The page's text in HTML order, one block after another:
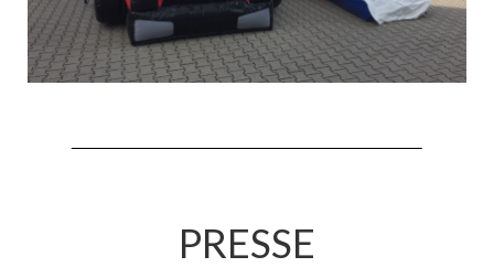
Christkindwiegen 2016
Jahreskonzert 2017
Oktoberfestkonzert 2022
PRESSE